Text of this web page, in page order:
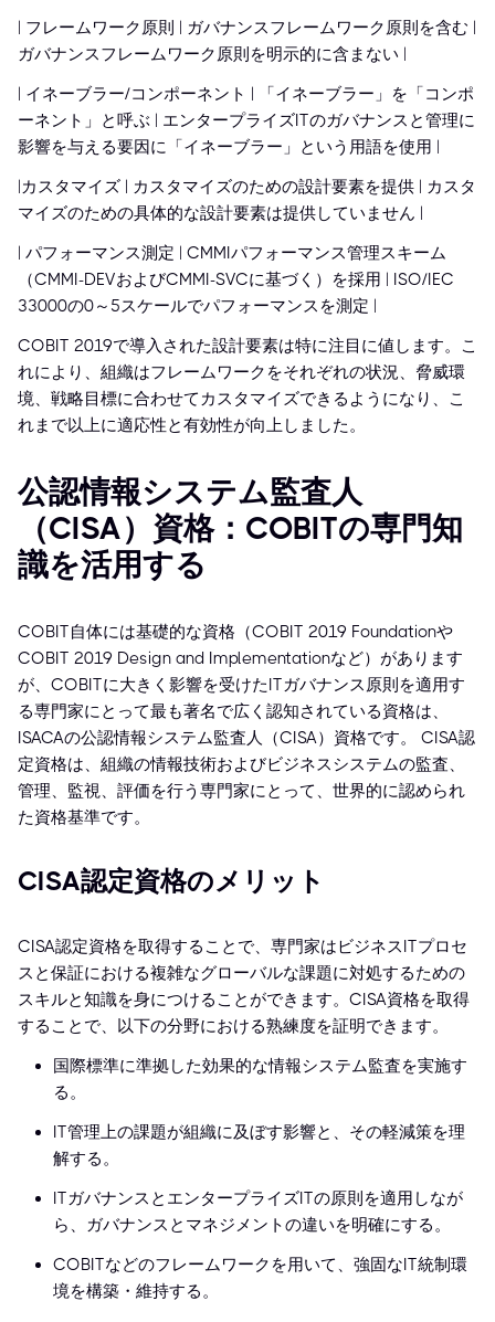
| フレームワーク原則 | ガバナンスフレームワーク原則を含む |
ガバナンスフレームワーク原則を明示的に含まない |
| イネーブラー/コンポーネント | 「イネーブラー」を「コンポ
ーネント」と呼ぶ | エンタープライズITのガバナンスと管理に
影響を与える要因に「イネーブラー」という用語を使用 |
|カスタマイズ | カスタマイズのための設計要素を提供 | カスタ
マイズのための具体的な設計要素は提供していません |
| パフォーマンス測定 | CMMIパフォーマンス管理スキーム
（CMMI-DEVおよびCMMI-SVCに基づく）を採用 | ISO/IEC
33000の0～5スケールでパフォーマンスを測定 |
COBIT 2019で導入された設計要素は特に注目に値します。こ
れにより、組織はフレームワークをそれぞれの状況、脅威環
境、戦略目標に合わせてカスタマイズできるようになり、こ
れまで以上に適応性と有効性が向上しました。
公認情報システム監査人
（CISA）資格：COBITの専門知
識を活用する
COBIT自体には基礎的な資格（COBIT 2019 Foundationや
COBIT 2019 Design and Implementationなど）があります
が、COBITに大きく影響を受けたITガバナンス原則を適用す
る専門家にとって最も著名で広く認知されている資格は、
ISACAの公認情報システム監査人（CISA）資格です。 CISA認
定資格は、組織の情報技術およびビジネスシステムの監査、
管理、監視、評価を行う専門家にとって、世界的に認められ
た資格基準です。
CISA認定資格のメリット
CISA認定資格を取得することで、専門家はビジネスITプロセ
スと保証における複雑なグローバルな課題に対処するための
スキルと知識を身につけることができます。CISA資格を取得
することで、以下の分野における熟練度を証明できます。
国際標準に準拠した効果的な情報システム監査を実施す
る。
IT管理上の課題が組織に及ぼす影響と、その軽減策を理
解する。
ITガバナンスとエンタープライズITの原則を適用しなが
ら、ガバナンスとマネジメントの違いを明確にする。
COBITなどのフレームワークを用いて、強固なIT統制環
境を構築・維持する。